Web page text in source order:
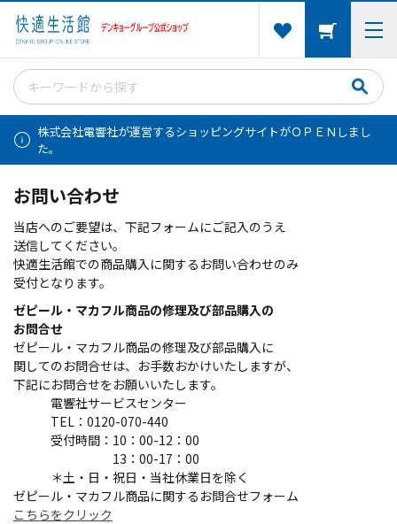
株式会社電響社が運営するショッピングサイトがＯＰＥＮしまし
た。
お問い合わせ
当店へのご要望は、下記フォームにご記入のうえ
送信してください。
快適生活館での商品購入に関するお問い合わせのみ
受付となります。
ゼピール・マカフル商品の修理及び部品購入の
お問合せ
ゼピール・マカフル商品の修理及び部品購入に
関してのお問合せは、お手数おかけいたしますが、
下記にお問合せをお願いいたします。
電響社サービスセンター
TEL：0120-070-440
受付時間：10：00-12：00
13：00-17：00
＊土・日・祝日・当社休業日を除く
ゼピール・マカフル商品に関するお問合せフォーム
こちらをクリック